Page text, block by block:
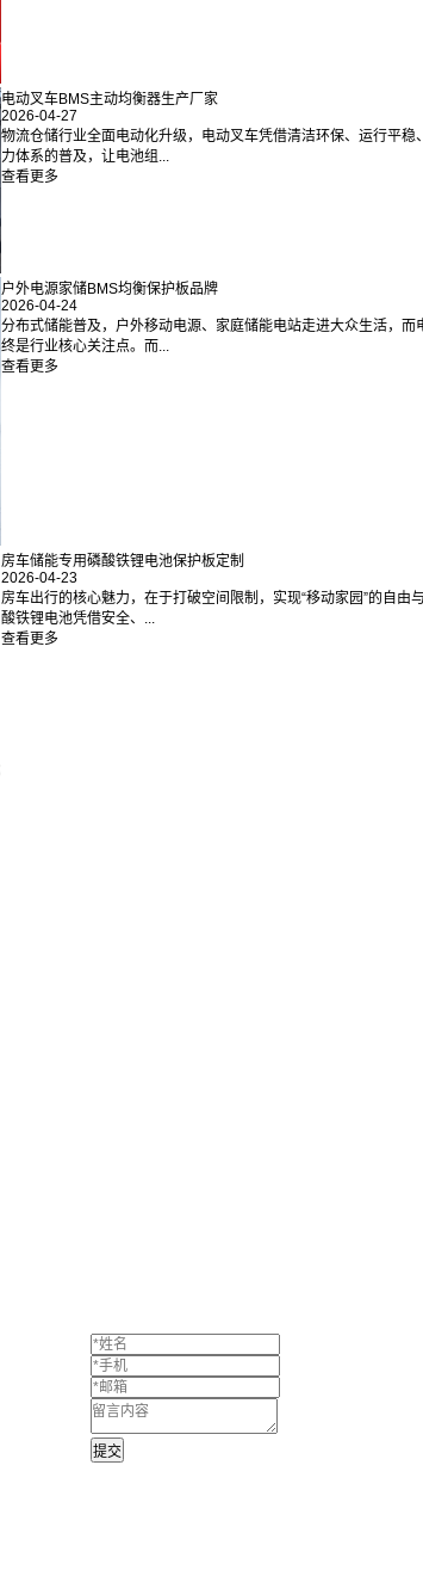
电动叉车BMS主动均衡器生产厂家
2026-04-27
物流仓储行业全面电动化升级，电动叉车凭借清洁环保、运行平
力体系的普及，让电池组...
查看更多
户外电源家储BMS均衡保护板品牌
2026-04-24
分布式储能普及，户外移动电源、家庭储能电站走进大众生活，
终是行业核心关注点。而...
查看更多
房车储能专用磷酸铁锂电池保护板定制
2026-04-23
房车出行的核心魅力，在于打破空间限制，实现“移动家园”的自
酸铁锂电池凭借安全、...
查看更多